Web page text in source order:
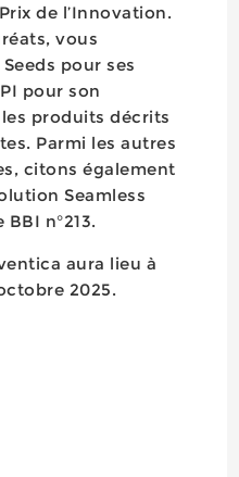
de l’Innovation.
vous
pour ses
pour son
produits décrits
Parmi les autres
citons également
Seamless
n°213.
aura lieu à
2025.